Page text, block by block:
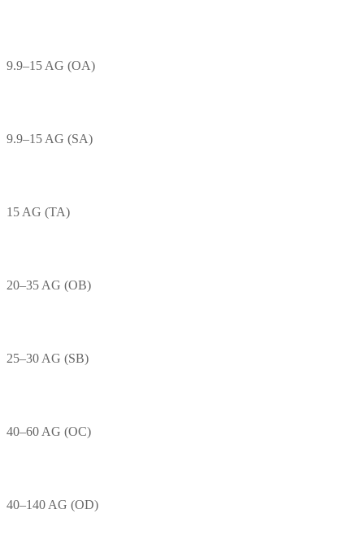
9.9–15 AG (OA)
9.9–15 AG (SA)
15 AG (TA)
20–35 AG (OB)
25–30 AG (SB)
40–60 AG (OC)
40–140 AG (OD)